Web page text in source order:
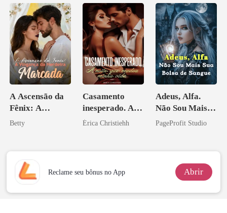
maligno
A Ascensão da
Fênix: A
Vingança da
Betty
Casamento
inesperado. A
noite que mudou
Érica Christiehh
Adeus, Alfa.
Não Sou Mais
Sua Bolsa de
PageProfit Studio
Reclame seu bônus no App Abrir